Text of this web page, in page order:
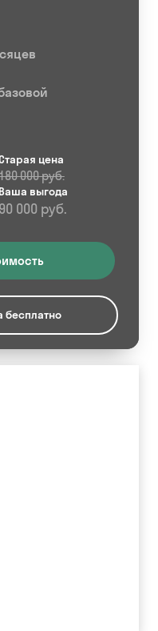
цена
000 руб.
Ваша выгода
90 000 руб.
бесплатно